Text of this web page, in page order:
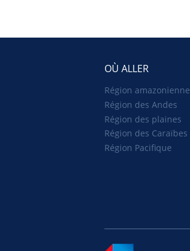
OÙ ALLER
Région amazonienne
Région des Andes
Région des plaines
Région des Caraïbes
Région Pacifique